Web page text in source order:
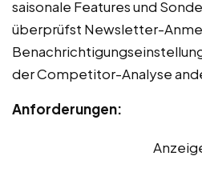
saisonale Features und
überprüfst Newsletter-
der Competitor-Analyse
Anforderungen: